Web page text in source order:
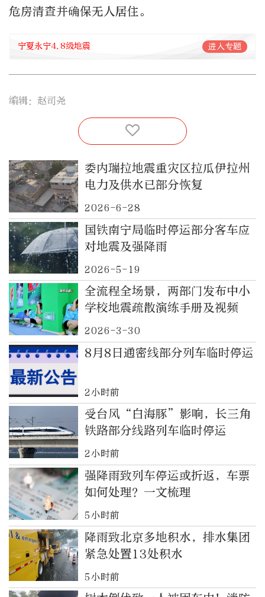
危房清查并确保无人居住。
宁夏永宁4.8级地震 进入专题
编辑：赵司尧
委内瑞拉地震重灾区拉瓜伊拉州
电力及供水已部分恢复
2026-6-28
国铁南宁局临时停运部分客车应
对地震及强降雨
2026-5-19
全流程全场景，两部门发布中小
学校地震疏散演练手册及视频
2026-3-30
8月8日通密线部分列车临时停运
2小时前
受台风“白海豚”影响，长三角
铁路部分线路列车临时停运
2小时前
强降雨致列车停运或折返，车票
如何处理？一文梳理
5小时前
降雨致北京多地积水，排水集团
紧急处置13处积水
5小时前